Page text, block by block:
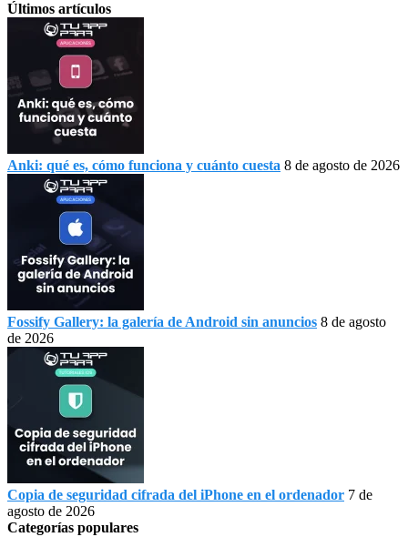
Últimos artículos
Anki: qué es, cómo funciona y cuánto cuesta 8 de agosto de 2026
Fossify Gallery: la galería de Android sin anuncios 8 de agosto
de 2026
Copia de seguridad cifrada del iPhone en el ordenador 7 de
agosto de 2026
Categorías populares